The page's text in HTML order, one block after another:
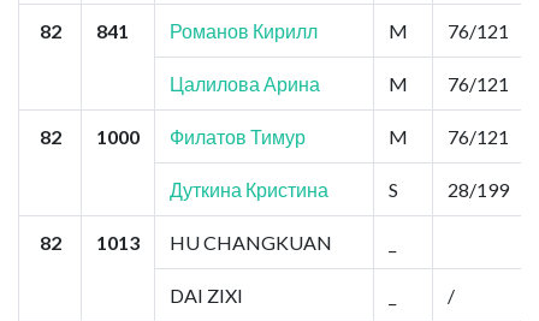
82 841 Романов Кирилл M 76/121
Цалилова Арина M 76/121
82 1000 Филатов Тимур M 76/121
Дуткина Кристина S 28/199
82 1013 HU CHANGKUAN
DAI ZIXI /